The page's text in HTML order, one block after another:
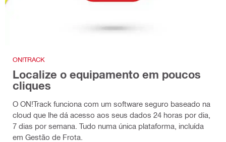
ON!TRACK
Localize o equipamento em poucos
cliques
O ON!Track funciona com um software seguro baseado na
cloud que lhe dá acesso aos seus dados 24 horas por dia,
7 dias por semana. Tudo numa única plataforma, incluída
em Gestão de Frota.